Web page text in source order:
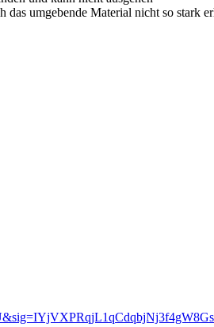
das umgebende Material nicht so stark